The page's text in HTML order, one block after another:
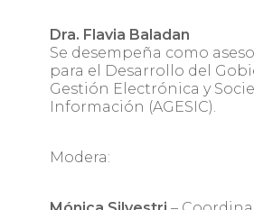
Dra. Flavia Baladan
Se desempeña como
para el Desarrollo del
Gestión Electrónica y
Información (AGESIC).
Modera: